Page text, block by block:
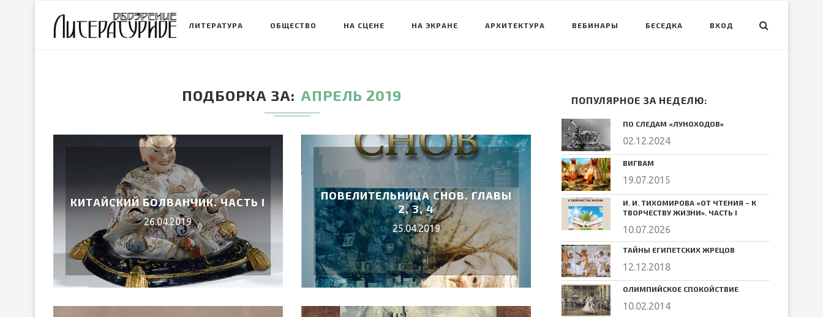
ЛИТЕРАТУРА ОБЩЕСТВО НА СЦЕНЕ НА ЭКРАНЕ АРХИТЕКТУРА ВЕБИНАРЫ БЕСЕДКА ВХОД
ПОДБОРКА ЗА АПРЕЛЬ 2019
КИТАЙСКИЙ БОЛВАНЧИК. ЧАСТЬ I
26.04.2019
ПОВЕЛИТЕЛЬНИЦА СНОВ. ГЛАВЫ
2, 3, 4
25.04.2019
ПОПУЛЯРНОЕ ЗА НЕДЕЛЮ:
ПО СЛЕДАМ «ЛУНОХОДОВ»
02.12.2024
ВИГВАМ
19.07.2015
И. И. ТИХОМИРОВА «ОТ ЧТЕНИЯ – К
ТВОРЧЕСТВУ ЖИЗНИ». ЧАСТЬ I
10.07.2026
ТАЙНЫ ЕГИПЕТСКИХ ЖРЕЦОВ
12.12.2018
ОЛИМПИЙСКОЕ СПОКОЙСТВИЕ
10.02.2014